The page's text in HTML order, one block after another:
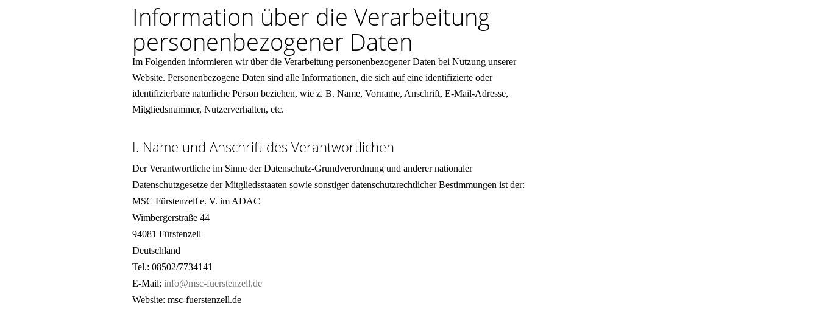
Information über die Verarbeitung
personenbezogener Daten
Im Folgenden informieren wir über die Verarbeitung personenbezogener Daten bei Nutzung unserer
Website. Personenbezogene Daten sind alle Informationen, die sich auf eine identifizierte oder
identifizierbare natürliche Person beziehen, wie z. B. Name, Vorname, Anschrift, E-Mail-Adresse,
Mitgliedsnummer, Nutzerverhalten, etc.
I. Name und Anschrift des Verantwortlichen
Der Verantwortliche im Sinne der Datenschutz-Grundverordnung und anderer nationaler
Datenschutzgesetze der Mitgliedsstaaten sowie sonstiger datenschutzrechtlicher Bestimmungen ist der:
MSC Fürstenzell e. V. im ADAC
Wimbergerstraße 44
94081 Fürstenzell
Deutschland
Tel.: 08502/7734141
E-Mail: info@msc-fuerstenzell.de
Website: msc-fuerstenzell.de